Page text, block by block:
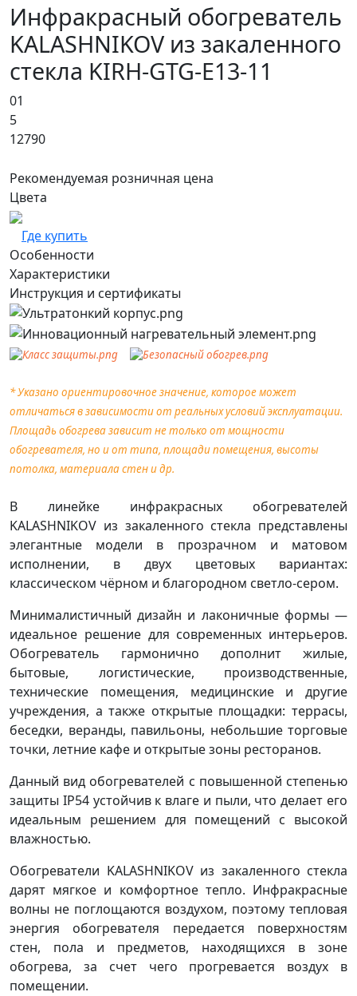
Инфракрасный обогреватель
KALASHNIKOV из закаленного
стекла KIRH-GTG-E13-11
01
5
12790
Рекомендуемая розничная цена
Цвета
Где купить
Особенности
Характеристики
Инструкция и сертификаты
* Указано ориентировочное значение, которое может
отличаться в зависимости от реальных условий эксплуатации.
Площадь обогрева зависит не только от мощности
обогревателя, но и от типа, площади помещения, высоты
потолка, материала стен и др.
В линейке инфракрасных обогревателей
KALASHNIKOV из закаленного стекла представлены
элегантные модели в прозрачном и матовом
исполнении, в двух цветовых вариантах:
классическом чёрном и благородном светло-сером.
Минималистичный дизайн и лаконичные формы —
идеальное решение для современных интерьеров.
Обогреватель гармонично дополнит жилые,
бытовые, логистические, производственные,
технические помещения, медицинские и другие
учреждения, а также открытые площадки: террасы,
беседки, веранды, павильоны, небольшие торговые
точки, летние кафе и открытые зоны ресторанов.
Данный вид обогревателей с повышенной степенью
защиты IP54 устойчив к влаге и пыли, что делает его
идеальным решением для помещений с высокой
влажностью.
Обогреватели KALASHNIKOV из закаленного стекла
дарят мягкое и комфортное тепло. Инфракрасные
волны не поглощаются воздухом, поэтому тепловая
энергия обогревателя передается поверхностям
стен, пола и предметов, находящихся в зоне
обогрева, за счет чего прогревается воздух в
помещении.